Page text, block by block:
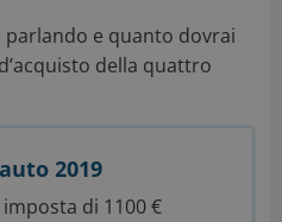
parlando e quanto dovrai
della quattro
2019
imposta di 1100 €